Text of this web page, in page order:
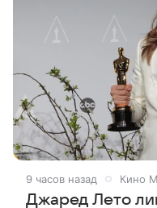
9 часов назад Кино
Джаред Лето